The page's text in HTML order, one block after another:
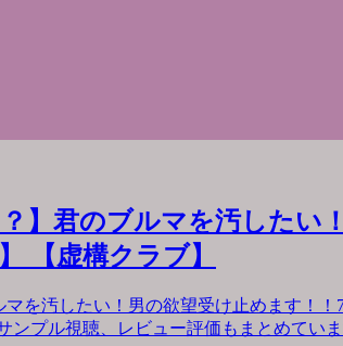
？】君のブルマを汚したい
【虚構クラブ】
を汚したい！男の欲望受け止めます！！
ンプル視聴、レビュー評価もまとめていま